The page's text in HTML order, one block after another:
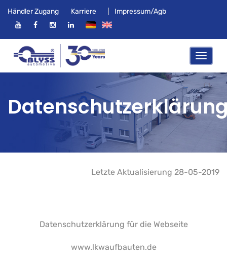
Händler Zugang Karriere Impressum/Agb
Letzte Aktualisierung 28-05-2019
Datenschutzerklärung für die Webseite
www.lkwaufbauten.de